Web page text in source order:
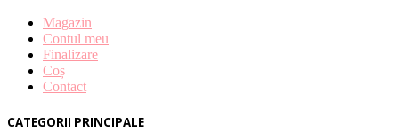
Magazin
Contul meu
Finalizare
Coș
Contact
CATEGORII PRINCIPALE